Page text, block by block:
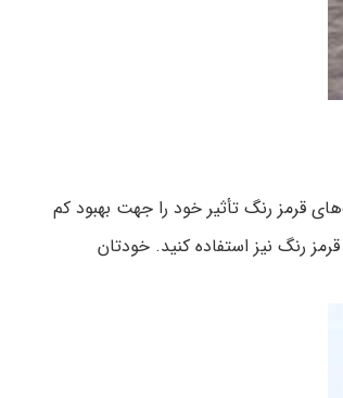
قرمز رنگ تأثیر خود را جهت بهبود کم
رنگ نیز استفاده کنید. خودتان